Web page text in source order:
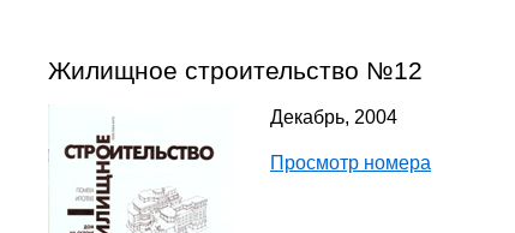
Жилищное строительство №12
Декабрь, 2004
Просмотр номера